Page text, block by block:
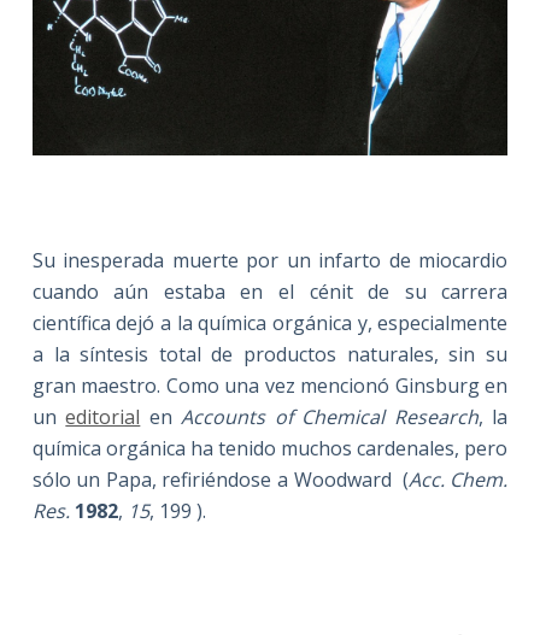
Su inesperada muerte por un infarto de miocardio
cuando aún estaba en el cénit de su carrera
científica dejó a la química orgánica y, especialmente
a la síntesis total de productos naturales, sin su
gran maestro. Como una vez mencionó Ginsburg en
uneditorial enAccounts of Chemical Research, la
química orgánica ha tenido muchos cardenales, pero
sólo un Papa, refiriéndose a Woodward (Acc. Chem.
Res. 1982, 15, 199 ).